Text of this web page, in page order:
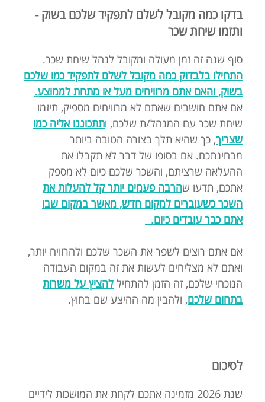
בדקו כמה מקובל לשלם לתפקיד שלכם בשוק -
ותזמו שיחת שכר
סוף שנה זה זמן מעולה ומקובל לנהל שיחת שכר.
התחילו בלבדוק כמה מקובל לשלם לתפקיד כמו שלכם
בשוק, והאם אתם מרוויחים מעל או מתחת לממוצע.
אם אתם חושבים שאתם לא מרוויחים מספיק, תיזמו
שיחת שכר עם המנהל/ת שלכם, ותתכוננו אליה כמו
שצריך, כך שהיא תלך בצורה הטובה ביותר
מבחינתכם. אם בסופו של דבר לא תקבלו את
ההעלאה שרציתם, והשכר שלכם כיום לא מספק
אתכם, תדעו שהרבה פעמים יותר קל להעלות את
השכר כשעוברים למקום חדש, מאשר במקום שבו
אתם כבר עובדים כיום.
אם אתם רוצים לשפר את השכר שלכם ולהרוויח יותר,
ואתם לא מצליחים לעשות את זה במקום העבודה
הנוכחי שלכם, זה הזמן להתחיל להציץ על משרות
בתחום שלכם, ולהבין מה ההיצע שם בחוץ.
לסיכום
שנת 2026 מזמינה אתכם לקחת את המושכות לידיים